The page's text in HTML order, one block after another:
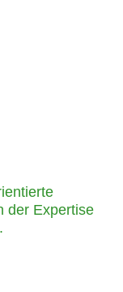
der Expertise